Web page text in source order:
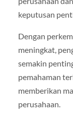
keputusan
Dengan
meningkat,
semakin
pemahaman
memberikan
perusahaan.